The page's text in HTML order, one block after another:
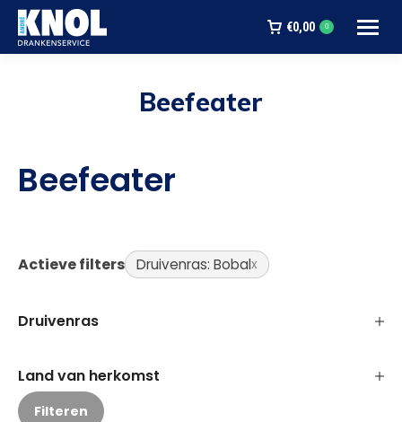
€0,00 0
Beefeater
Beefeater
Actieve filters Druivenras: Bobal
Druivenras
Land van herkomst
Filteren